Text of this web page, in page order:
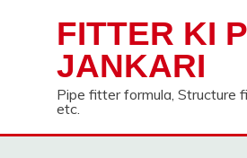
FITTER KI
JANKARI
Pipe fitter formula, Structure
etc.